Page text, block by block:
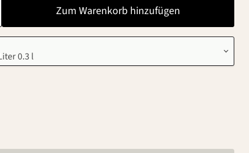
Zum Warenkorb hinzufügen